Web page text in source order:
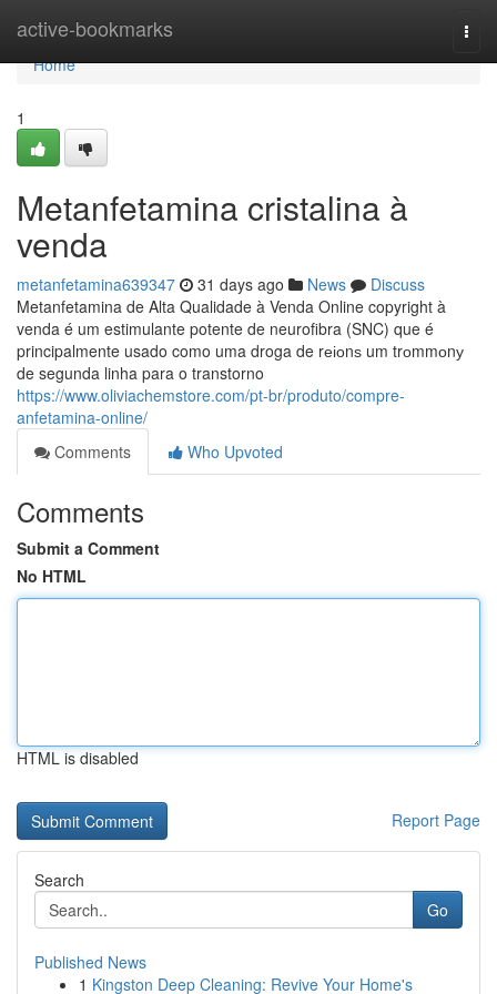
active-bookmarks
Home
Home
1
Metanfetamina cristalina à
venda
metanfetamina639347 31 days ago News
Discuss
Metanfetamina de Alta Qualidade à Venda Online copyright à
venda é um estimulante potente de neurofibra (SNC) que é
principalmente usado como uma droga de rеіоnѕ um trоmmоnу
de segunda linha para o transtorno
https://www.oliviachemstore.com/pt-br/produto/compre-
anfetamina-online/
Comments
Who Upvoted
Comments
Submit a Comment
No HTML
HTML is disabled
Report Page
Search
Go
Published News
1 Kingston Deep Cleaning: Revive Your Home's